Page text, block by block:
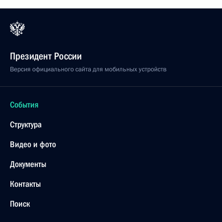
Президент России
Версия официального сайта для мобильных устройств
События
Структура
Видео и фото
Документы
Контакты
Поиск